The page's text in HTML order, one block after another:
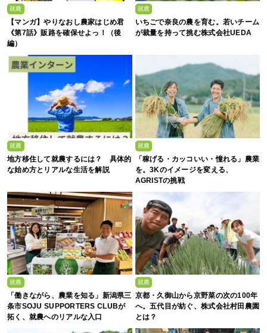
就農
【マンガ】やりなおし農家はじめ君
《第7話》販路を確保せよっ！（後
編）
就農
いちごで奈良の農を育む。若いチーム
が裁量を持って挑む株式会社UEDA
就農
地方移住して就農するには？ 具体的
な始め方とリアルな生活を解説
就農
「稼げる・カッコいい・憧れる」農業
を。3Kのイメージを変える、
AGRISTの挑戦
就農
「働きながら、農業を知る」新潟県三
条市SOJU SUPPORTERS CLUBが
拓く、就農へのリアルな入口
就農
京都・久御山から京野菜の次の100年
へ。五代目が紡ぐ、株式会社村田農園
とは？